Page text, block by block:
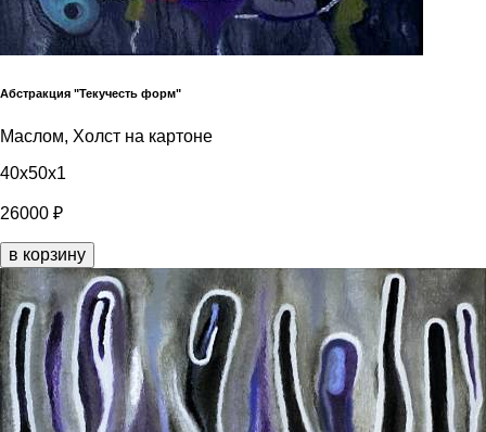
Абстракция "Текучесть форм"
Маслом, Холст на картоне
40x50x1
26000 ₽
в корзину